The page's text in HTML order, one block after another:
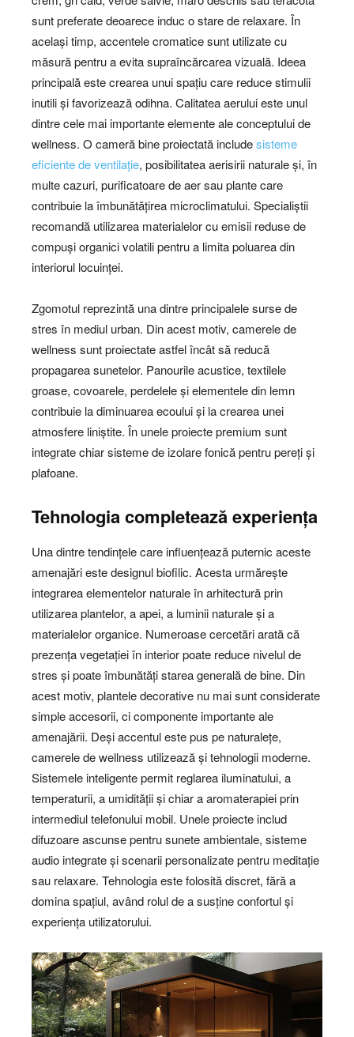
sunt preferate deoarece induc o stare de relaxare. În
același timp, accentele cromatice sunt utilizate cu
măsură pentru a evita supraîncărcarea vizuală. Ideea
principală este crearea unui spațiu care reduce stimulii
inutili și favorizează odihna. Calitatea aerului este unul
dintre cele mai importante elemente ale conceptului de
wellness. O cameră bine proiectată includesisteme
eficiente de ventilație, posibilitatea aerisirii naturale și, în
multe cazuri, purificatoare de aer sau plante care
contribuie la îmbunătățirea microclimatului. Specialiștii
recomandă utilizarea materialelor cu emisii reduse de
compuși organici volatili pentru a limita poluarea din
interiorul locuinței.
Zgomotul reprezintă una dintre principalele surse de
stres în mediul urban. Din acest motiv, camerele de
wellness sunt proiectate astfel încât să reducă
propagarea sunetelor. Panourile acustice, textilele
groase, covoarele, perdelele și elementele din lemn
contribuie la diminuarea ecoului și la crearea unei
atmosfere liniștite. În unele proiecte premium sunt
integrate chiar sisteme de izolare fonică pentru pereți și
plafoane.
Tehnologia completează experiența
Una dintre tendințele care influențează puternic aceste
amenajări este designul biofilic. Acesta urmărește
integrarea elementelor naturale în arhitectură prin
utilizarea plantelor, a apei, a luminii naturale și a
materialelor organice. Numeroase cercetări arată că
prezența vegetației în interior poate reduce nivelul de
stres și poate îmbunătăți starea generală de bine. Din
acest motiv, plantele decorative nu mai sunt considerate
simple accesorii, ci componente importante ale
amenajării. Deși accentul este pus pe naturalețe,
camerele de wellness utilizează și tehnologii moderne.
Sistemele inteligente permit reglarea iluminatului, a
temperaturii, a umidității și chiar a aromaterapiei prin
intermediul telefonului mobil. Unele proiecte includ
difuzoare ascunse pentru sunete ambientale, sisteme
audio integrate și scenarii personalizate pentru meditație
sau relaxare. Tehnologia este folosită discret, fără a
domina spațiul, având rolul de a susține confortul și
experiența utilizatorului.